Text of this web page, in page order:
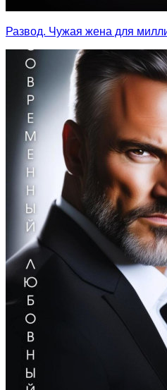
Развод. Чужая жена для